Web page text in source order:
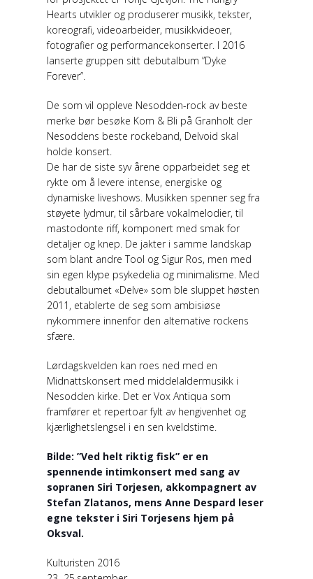
Hearts utvikler og produserer musikk, tekster,
koreografi, videoarbeider, musikkvideoer,
fotografier og performancekonserter. I 2016
lanserte gruppen sitt debutalbum ”Dyke
Forever”.
De som vil oppleve Nesodden-rock av beste
merke bør besøke Kom & Bli på Granholt der
Nesoddens beste rockeband, Delvoid skal
holde konsert.
De har de siste syv årene opparbeidet seg et
rykte om å levere intense, energiske og
dynamiske liveshows. Musikken spenner seg fra
støyete lydmur, til sårbare vokalmelodier, til
mastodonte riff, komponert med smak for
detaljer og knep. De jakter i samme landskap
som blant andre Tool og Sigur Ros, men med
sin egen klype psykedelia og minimalisme. Med
debutalbumet «Delve» som ble sluppet høsten
2011, etablerte de seg som ambisiøse
nykommere innenfor den alternative rockens
sfære.
Lørdagskvelden kan roes ned med en
Midnattskonsert med middelaldermusikk i
Nesodden kirke. Det er Vox Antiqua som
framfører et repertoar fylt av hengivenhet og
kjærlighetslengsel i en sen kveldstime.
Bilde: ”Ved helt riktig fisk” er en
spennende intimkonsert med sang av
sopranen Siri Torjesen, akkompagnert av
Stefan Zlatanos, mens Anne Despard leser
egne tekster i Siri Torjesens hjem på
Oksval.
Kulturisten 2016